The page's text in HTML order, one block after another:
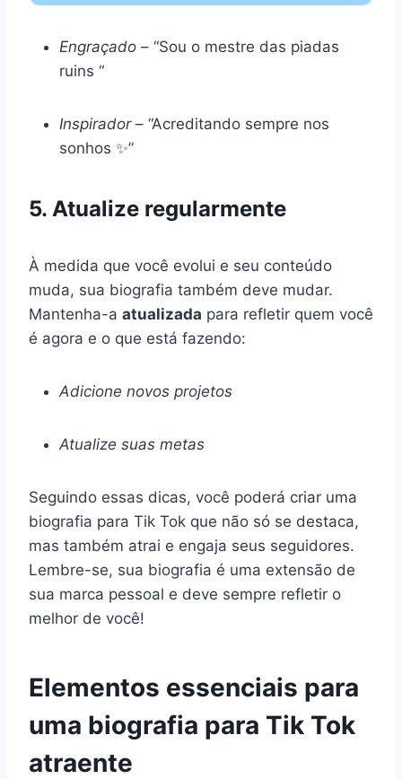
Engraçado – “Sou o mestre das piadas
ruins “
Inspirador– “Acreditando sempre nos
sonhos ✨”
5. Atualize regularmente
À medida que você evolui e seu conteúdo
muda, sua biografia também deve mudar.
Mantenha-a atualizada para refletir quem você
é agora e o que está fazendo:
Adicione novos projetos
Atualize suas metas
Seguindo essas dicas, você poderá criar uma
biografia para Tik Tok que não só se destaca,
mas também atrai e engaja seus seguidores.
Lembre-se, sua biografia é uma extensão de
sua marca pessoal e deve sempre refletir o
melhor de você!
Elementos essenciais para
uma biografia para Tik Tok
atraente